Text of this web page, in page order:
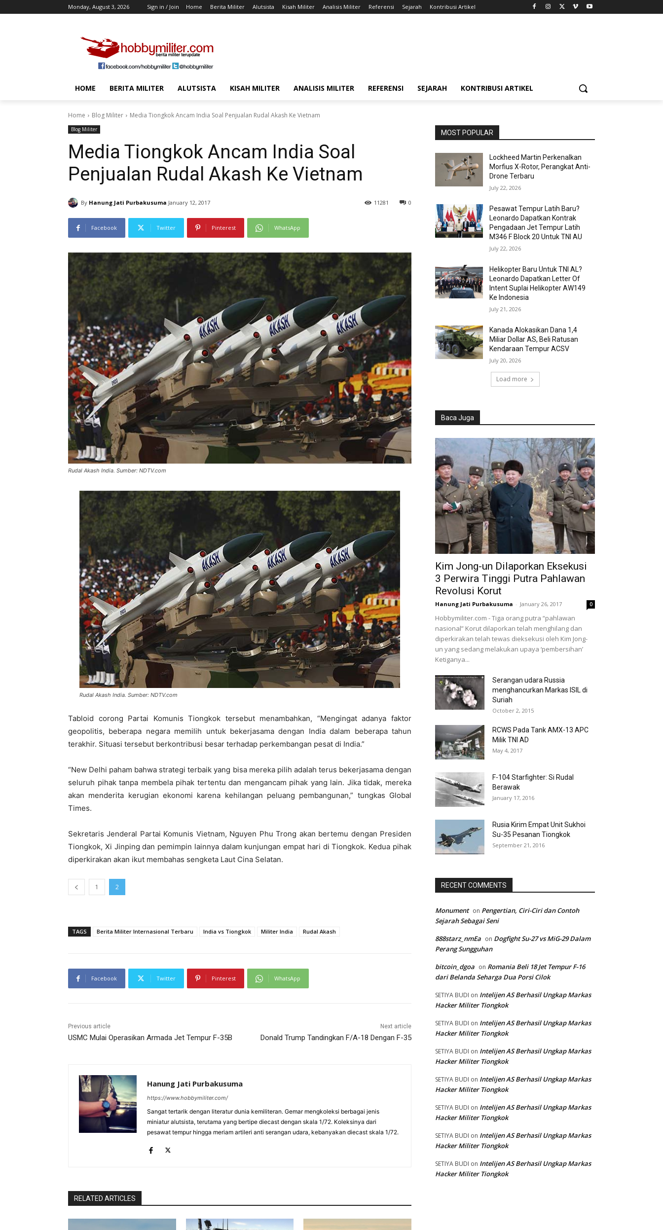
Monday, August 3, 2026 Sign in / Join Home Berita Militer Alutsista Kisah Militer Analisis Militer Referensi Sejarah Kontribusi Artikel
HOME BERITA MILITER ALUTSISTA KISAH MILITER ANALISIS MILITER REFERENSI SEJARAH KONTRIBUSI ARTIKEL
Home Blog Militer Media Tiongkok Ancam India Soal Penjualan Rudal Akash Ke Vietnam
Blog Militer
Media Tiongkok Ancam India Soal
Penjualan Rudal Akash Ke Vietnam
By Hanung Jati Purbakusuma January 12, 2017 0
11281
Facebook Twitter Pinterest WhatsApp
Rudal Akash India. Sumber: NDTV.com
Rudal Akash India. Sumber: NDTV.com
Tabloid corong Partai Komunis Tiongkok tersebut menambahkan, “Mengingat adanya faktor
geopolitis, beberapa negara memilih untuk bekerjasama dengan India dalam beberapa tahun
terakhir. Situasi tersebut berkontribusi besar terhadap perkembangan pesat di India.”
“New Delhi paham bahwa strategi terbaik yang bisa mereka pilih adalah terus bekerjasama dengan
seluruh pihak tanpa membela pihak tertentu dan mengancam pihak yang lain. Jika tidak, mereka
akan menderita kerugian ekonomi karena kehilangan peluang pembangunan,” tungkas Global
Times.
Sekretaris Jenderal Partai Komunis Vietnam, Nguyen Phu Trong akan bertemu dengan Presiden
Tiongkok, Xi Jinping dan pemimpin lainnya dalam kunjungan empat hari di Tiongkok. Kedua pihak
diperkirakan akan ikut membahas sengketa Laut Cina Selatan.
1 2
TAGS Berita Militer Internasional Terbaru India vs Tiongkok Militer India Rudal Akash
Facebook Twitter Pinterest WhatsApp
Previous article
USMC Mulai Operasikan Armada Jet Tempur F-35B
Next article
Donald Trump Tandingkan F/A-18 Dengan F-35
Hanung Jati Purbakusuma
https://www.hobbymiliter.com/
Sangat tertarik dengan literatur dunia kemiliteran. Gemar mengkoleksi berbagai jenis
miniatur alutsista, terutama yang bertipe diecast dengan skala 1/72. Koleksinya dari
pesawat tempur hingga meriam artileri anti serangan udara, kebanyakan diecast skala 1/72.
RELATED ARTICLES
MOST POPULAR
Lockheed Martin Perkenalkan
Morfius X-Rotor, Perangkat Anti-
Drone Terbaru
July 22, 2026
Pesawat Tempur Latih Baru?
Leonardo Dapatkan Kontrak
Pengadaan Jet Tempur Latih
M346 F Block 20 Untuk TNI AU
July 22, 2026
Helikopter Baru Untuk TNI AL?
Leonardo Dapatkan Letter Of
Intent Suplai Helikopter AW149
Ke Indonesia
July 21, 2026
Kanada Alokasikan Dana 1,4
Miliar Dollar AS, Beli Ratusan
Kendaraan Tempur ACSV
July 20, 2026
Load more
Baca Juga
Kim Jong-un Dilaporkan Eksekusi
3 Perwira Tinggi Putra Pahlawan
Revolusi Korut
Hanung Jati Purbakusuma - January 26, 2017 0
Hobbymiliter.com - Tiga orang putra “pahlawan
nasional” Korut dilaporkan telah menghilang dan
diperkirakan telah tewas dieksekusi oleh Kim Jong-
un yang sedang melakukan upaya ‘pembersihan’
Ketiganya...
Serangan udara Russia
menghancurkan Markas ISIL di
Suriah
October 2, 2015
RCWS Pada Tank AMX-13 APC
Milik TNI AD
May 4, 2017
F-104 Starfighter: Si Rudal
Berawak
January 17, 2016
Rusia Kirim Empat Unit Sukhoi
Su-35 Pesanan Tiongkok
September 21, 2016
RECENT COMMENTS
Monument on Pengertian, Ciri-Ciri dan Contoh
Sejarah Sebagai Seni
888starz_nmEa on Dogfight Su-27 vs MiG-29 Dalam
Perang Sungguhan
bitcoin_dgoa on Romania Beli 18 Jet Tempur F-16
dari Belanda Seharga Dua Porsi Cilok
SETIYA BUDI on Intelijen AS Berhasil Ungkap Markas
Hacker Militer Tiongkok
SETIYA BUDI on Intelijen AS Berhasil Ungkap Markas
Hacker Militer Tiongkok
SETIYA BUDI on Intelijen AS Berhasil Ungkap Markas
Hacker Militer Tiongkok
SETIYA BUDI on Intelijen AS Berhasil Ungkap Markas
Hacker Militer Tiongkok
SETIYA BUDI on Intelijen AS Berhasil Ungkap Markas
Hacker Militer Tiongkok
SETIYA BUDI on Intelijen AS Berhasil Ungkap Markas
Hacker Militer Tiongkok
SETIYA BUDI on Intelijen AS Berhasil Ungkap Markas
Hacker Militer Tiongkok